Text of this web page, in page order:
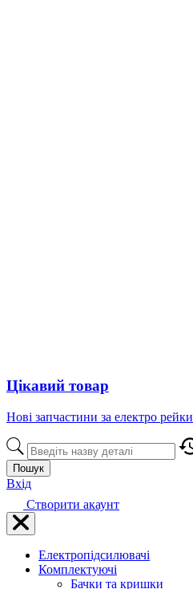
Цікавий товар
Нові запчастини за електро рейки
Пошук
Вхід
Створити акаунт
Електропідсилювачі
Комплектуючі
Бачки та кришки